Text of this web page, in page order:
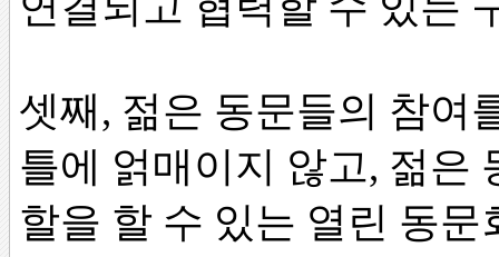
셋째, 젊은 동문들의 참여
틀에 얽매이지 않고, 젊은
할을 할 수 있는 열린 동